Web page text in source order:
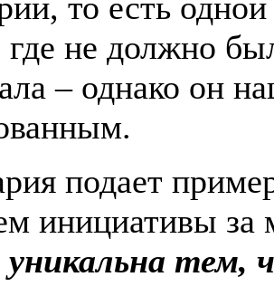
не должно
– однако он
подает
инициативы за
тем,